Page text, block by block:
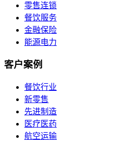
零售连锁
餐饮服务
金融保险
能源电力
客户案例
餐饮行业
新零售
先进制造
医疗医药
航空运输